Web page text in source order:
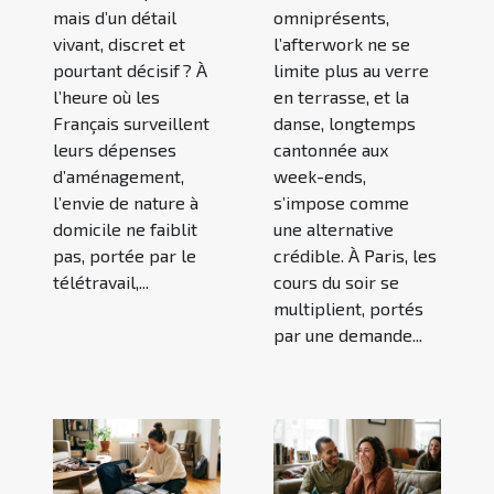
mais d’un détail
vivant, discret et
pourtant décisif ? À
l’heure où les
Français surveillent
leurs dépenses
d’aménagement,
l’envie de nature à
domicile ne faiblit
pas, portée par le
télétravail,...
omniprésents,
l’afterwork ne se
limite plus au verre
en terrasse, et la
danse, longtemps
cantonnée aux
week-ends,
s’impose comme
une alternative
crédible. À Paris, les
cours du soir se
multiplient, portés
par une demande...